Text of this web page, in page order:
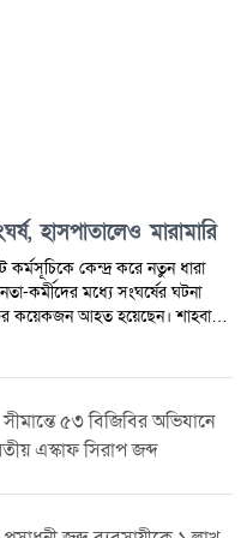
হাসপাতালেও মারামারি
কর্মসূচিকে কেন্দ্র করে নতুন ধারা
কর্মীদের মধ্যে সংঘর্ষের ঘটনা
আহত হয়েছেন। শাহবাগ
অভ্যুত্থান ও শহীদদের নিয়ে কটূক্তি
রয়েছে। প্রত্যক্ষদর্শী ও
জাতীয় প্রেসক্লাব এলাকায় দুই সংগঠন
নেতা-কর্মীরা মারামারিতে
একপর্যায়ে আয়াস মাটিতে
পাইপ দিয়ে তাকে আঘাত করেন।
৫৩ বিজিবির অভিযানে
এস্কাফ সিরাপ জব্দ